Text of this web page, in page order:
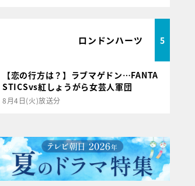
ロンドンハーツ 5
【恋の行方は？】ラブマゲドン…FANTA
STICSvs紅しょうがら女芸人軍団
8月4日(火)放送分